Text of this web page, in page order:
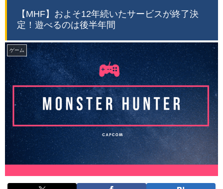
【MHF】およそ12年続いたサービスが終了決
定！遊べるのは後半年間
ゲーム